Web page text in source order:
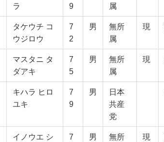
ラ
9
属
タケウチ コ
ウジロウ
7
2
男
無所
属
現
マスタニ タ
ダアキ
7
5
男
無所
属
現
キハラ ヒロ
ユキ
7
9
男
日本
共産
党
イノウエ シ
7
男
無所
現